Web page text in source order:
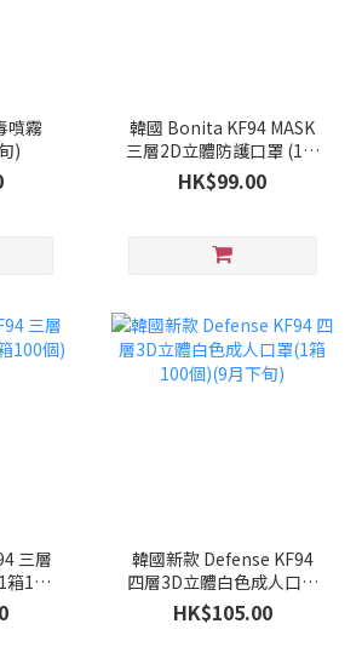
噴霧
)
韓國 Bonita KF94 MASK
三層2D立體防護口罩 (1套
100個)(9月下旬)
HK$99.00
三層
箱100
韓國新款 Defense KF94
四層3D立體白色成人口罩
(1箱100個)(9月下旬)
HK$105.00